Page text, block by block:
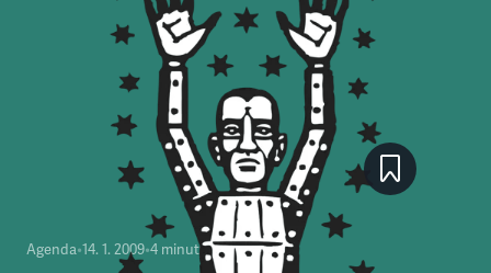
Agenda•14. 1. 2009•4 minuty